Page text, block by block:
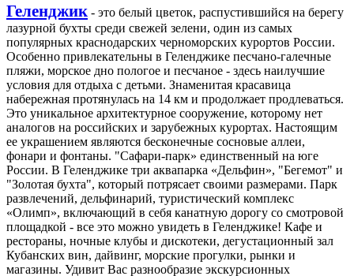
Геленджик - это белый цветок, распустившийся на берегу
лазурной бухты среди свежей зелени, один из самых
популярных краснодарских черноморских курортов России.
Особенно привлекательны в Геленджике песчано-галечные
пляжи, морское дно пологое и песчаное - здесь наилучшие
условия для отдыха с детьми. Знаменитая красавица
набережная протянулась на 14 км и продолжает продлеваться.
Это уникальное архитектурное сооружение, которому нет
аналогов на российских и зарубежных курортах. Настоящим
ее украшением являются бесконечные сосновые аллеи,
фонари и фонтаны. "Сафари-парк» единственный на юге
России. В Геленджике три аквапарка «Дельфин», "Бегемот" и
"Золотая бухта", который потрясает своими размерами. Парк
развлечений, дельфинарий, туристический комплекс
«Олимп», включающий в себя канатную дорогу со смотровой
площадкой - все это можно увидеть в Геленджике! Кафе и
рестораны, ночные клубы и дискотеки, дегустационный зал
Кубанских вин, дайвинг, морские прогулки, рынки и
магазины. Удивит Вас разнообразие экскурсионных